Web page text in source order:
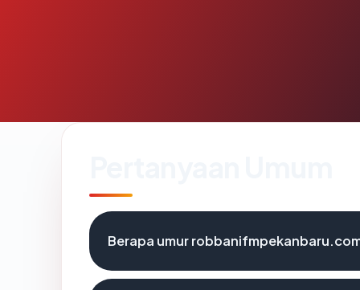
Berapa umur